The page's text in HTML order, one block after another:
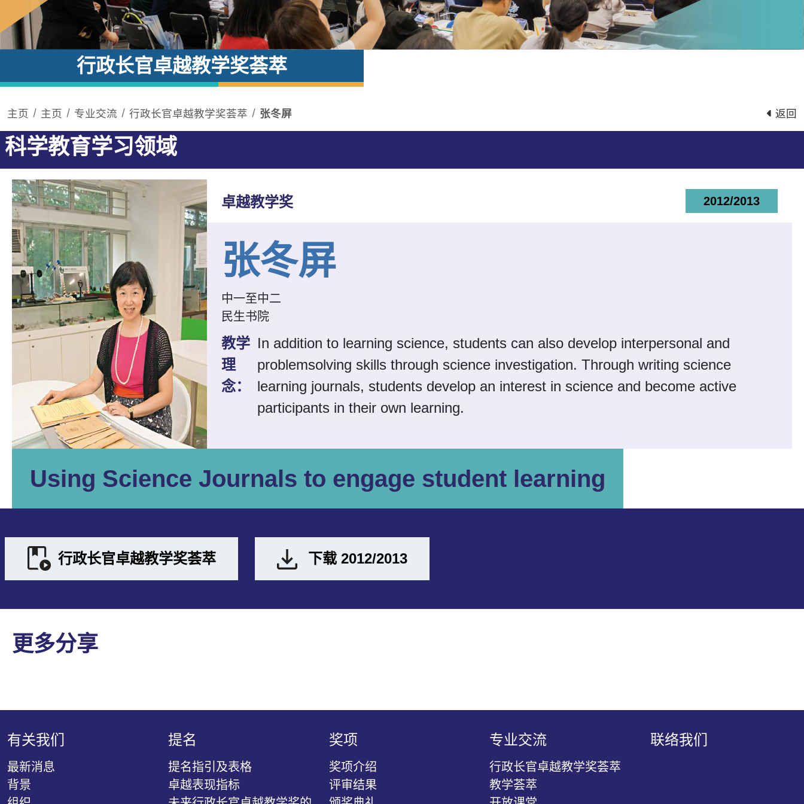
行政长官卓越教学奖荟萃
主页 主页 专业交流 行政长官卓越教学奖荟萃 张冬屏 返回
科学教育学习领域
卓越教学奖 2012/2013
张冬屏
中一至中二
民生书院
教学
理
念：
In addition to learning science, students can also develop interpersonal and
problemsolving skills through science investigation. Through writing science
learning journals, students develop an interest in science and become active
participants in their own learning.
Using Science Journals to engage student learning
行政长官卓越教学奖荟萃 下载 2012/2013
更多分享
有关我们
最新消息
背景
提名
提名指引及表格
卓越表现指标
奖项
奖项介绍
评审结果
专业交流
行政长官卓越教学奖荟萃
教学荟萃
联络我们